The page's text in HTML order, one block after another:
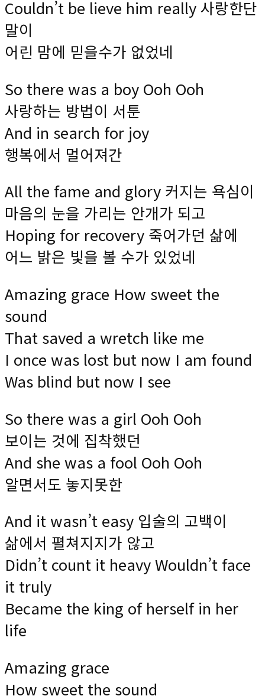
Couldn’t be lieve him really 사랑한단
말이
어린 맘에 믿을수가 없었네
So there was a boy Ooh Ooh
사랑하는 방법이 서툰
And in search for joy
행복에서 멀어져간
All the fame and glory 커지는 욕심이
마음의 눈을 가리는 안개가 되고
Hoping for recovery 죽어가던 삶에
어느 밝은 빛을 볼 수가 있었네
Amazing grace How sweet the
sound
That saved a wretch like me
I once was lost but now I am found
Was blind but now I see
So there was a girl Ooh Ooh
보이는 것에 집착했던
And she was a fool Ooh Ooh
알면서도 놓지못한
And it wasn’t easy 입술의 고백이
삶에서 펼쳐지지가 않고
Didn’t count it heavy Wouldn’t face
it truly
Became the king of herself in her
life
Amazing grace
How sweet the sound